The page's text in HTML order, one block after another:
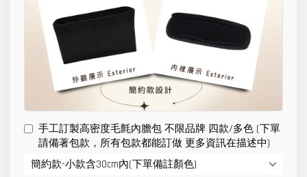
手工訂製高密度毛氈內膽包 不限品牌 四款/多色 (下單
請備著包款，所有包款都能訂做 更多資訊在描述中)